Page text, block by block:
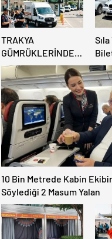
TRAKYA
GÜMRÜKLERİNDE
BÜYÜK
RAHATLAMA:
DEREKÖY HAFİF
TİCARİ ARAÇLARA
AÇILIYOR!
10 Bin Metrede Kabin
Söylediği 2 Masum Yalan